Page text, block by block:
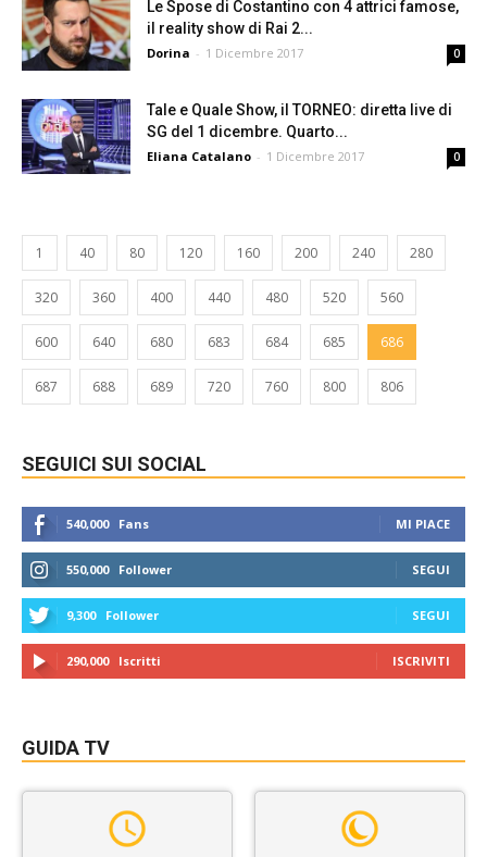
Le Spose di Costantino con 4 attrici famose,
il reality show di Rai 2...
Dorina - 1 Dicembre 2017 0
Tale e Quale Show, il TORNEO: diretta live di
SG del 1 dicembre. Quarto...
Eliana Catalano - 1 Dicembre 2017 0
1 40 80 120 160 200 240 280
320 360 400 440 480 520 560
600 640 680 683 684 685 686
687 688 689 720 760 800 806
SEGUICI SUI SOCIAL
540,000 Fans MI PIACE
550,000 Follower SEGUI
9,300 Follower SEGUI
290,000 Iscritti ISCRIVITI
GUIDA TV